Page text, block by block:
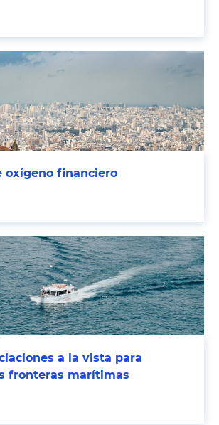
oxígeno financiero
a la vista para
fronteras marítimas